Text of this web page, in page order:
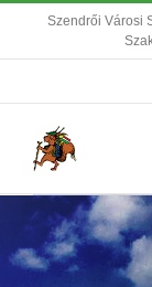
KihagyásSzendrői Városi